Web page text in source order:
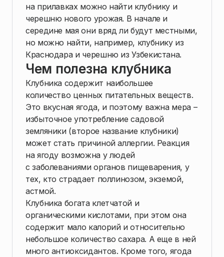
на прилавках можно найти клубнику и
черешню нового урожая. В начале и
середине мая они вряд ли будут местными,
но можно найти, например, клубнику из
Краснодара и черешню из Узбекистана.
Чем полезна клубника
Клубника содержит наибольшее
количество ценных питательных веществ.
Это вкусная ягода, и поэтому важна мера –
избыточное употребление садовой
земляники (второе название клубники)
может стать причиной аллергии. Реакция
на ягоду возможна у людей
с заболеваниями органов пищеварения, у
тех, кто страдает поллинозом, экземой,
астмой.
Клубника богата клетчатой и
органическими кислотами, при этом она
содержит мало калорий и относительно
небольшое количество сахара. А еще в ней
много антиоксидантов. Кроме того, ягода